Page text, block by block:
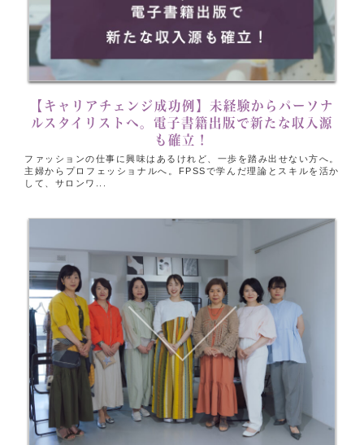
【キャリアチェンジ成功例】未経験からパーソナ
ルスタイリストへ。電子書籍出版で新たな収入源
も確立！
ファッションの仕事に興味はあるけれど、一歩を踏み出せない方へ。
主婦からプロフェッショナルへ。FPSSで学んだ理論とスキルを活か
して、サロンワ...